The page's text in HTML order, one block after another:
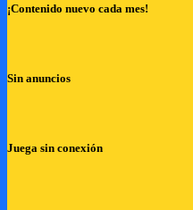
¡Contenido nuevo cada mes!
Sin anuncios
Juega sin conexión